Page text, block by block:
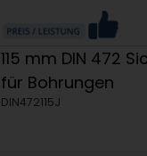
115 mm DIN 472
für Bohrungen
DIN472115J